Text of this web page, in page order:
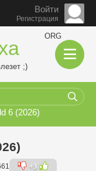
Войти
Регистрация
ORG
;)
6 (2026)
+3